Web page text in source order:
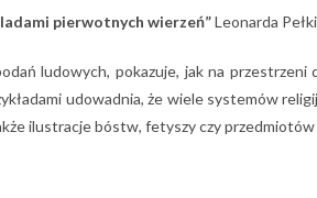
pierwotnych wierzeń”Leonarda
ludowych, pokazuje, jak na przestrzeni
udowadnia, że wiele systemów
ilustracje bóstw, fetyszy czy